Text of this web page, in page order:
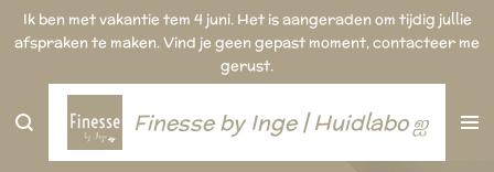
Ga
direct
hoofdinhoud
Finesse by Inge | Huidlabo ஐ
Ik ben met vakantie tem 4 juni. Het is aangeraden om tijdig jullie
afspraken te maken. Vind je geen gepast moment, contacteer me
gerust.